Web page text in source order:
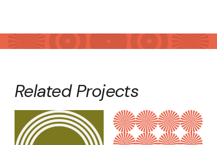
Related Projects